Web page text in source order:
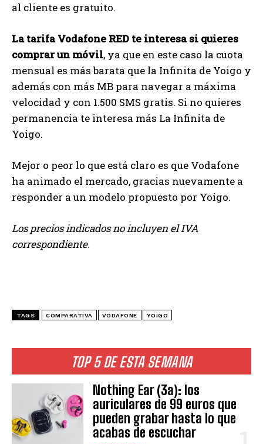
TOP 5 DE ESTA SEMANA
Nothing Ear (3a): los
auriculares de 99 euros que
pueden grabar hasta lo que
acabas de escuchar
al cliente es gratuito.
La tarifa Vodafone RED te interesa si quieres
comprar un móvil, ya que en este caso la cuota
mensual es más barata que la Infinita de Yoigo y
además con más MB para navegar a máxima
velocidad y con 1.500 SMS gratis. Si no quieres
permanencia te interesa más La Infinita de
Yoigo.
Mejor o peor lo que está claro es que Vodafone
ha animado el mercado, gracias nuevamente a
responder a un modelo propuesto por Yoigo.
Los precios indicados no incluyen el IVA
correspondiente.
TAGS COMPARATIVA VODAFONE YOIGO